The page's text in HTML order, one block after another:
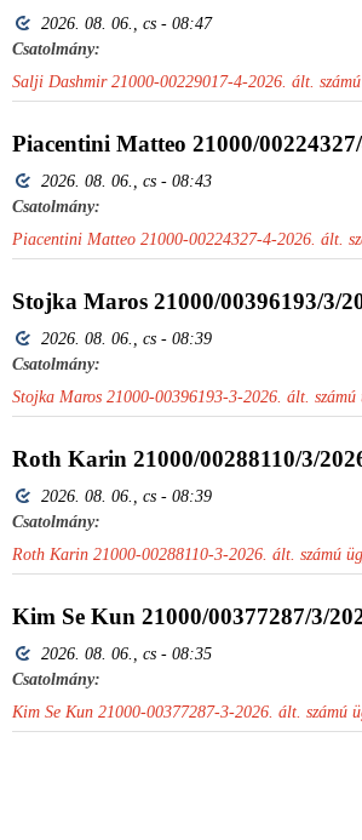
2026. 08. 06., cs - 08:47
Csatolmány:
Salji Dashmir 21000-00229017-4-2026. ált.
Piacentini Matteo 21000/
2026. 08. 06., cs - 08:43
Csatolmány:
Piacentini Matteo 21000-00224327-4-2026. ált.
Stojka Maros 21000/00396193/3/
2026. 08. 06., cs - 08:39
Csatolmány:
Stojka Maros 21000-00396193-3-2026. ált. számú
Roth Karin 21000/00288110/3/
2026. 08. 06., cs - 08:39
Csatolmány:
Roth Karin 21000-00288110-3-2026. ált. számú
Kim Se Kun 21000/00377287/3/
2026. 08. 06., cs - 08:35
Csatolmány:
Kim Se Kun 21000-00377287-3-2026. ált. számú